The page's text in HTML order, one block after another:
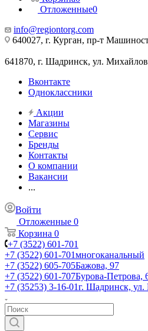
Отложенные0
info@regiontorg.com
640027, г. Курган, пр-т
641870, г. Шадринск, ул.
Вконтакте
Одноклассники
Акции
Магазины
Сервис
Бренды
Контакты
О компании
Вакансии
...
Войти
Отложенные 0
Корзина 0
+7 (3522) 601-701
+7 (3522) 601-701многоканальный
+7 (3522) 605-705Бажова, 97
+7 (3522) 601-707Бурова-Петрова,
+7 (35253) 3-16-01г. Шадринск, ул.